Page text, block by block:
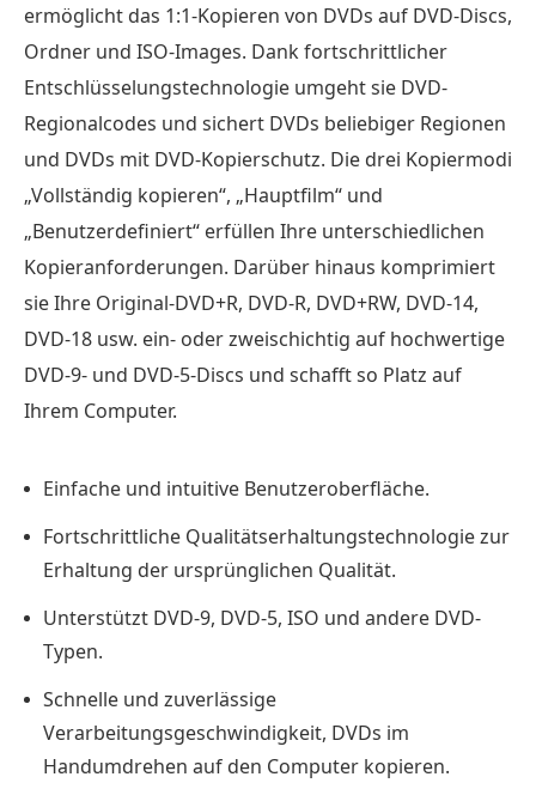
ohne
Software
auf
den
Computer
kopieren
FAQs
ermöglicht das 1:1-Kopieren von DVDs auf DVD-Discs,
Ordner und ISO-Images. Dank fortschrittlicher
Entschlüsselungstechnologie umgeht sie DVD-
Regionalcodes und sichert DVDs beliebiger Regionen
und DVDs mit DVD-Kopierschutz. Die drei Kopiermodi
„Vollständig kopieren“, „Hauptfilm“ und
„Benutzerdefiniert“ erfüllen Ihre unterschiedlichen
Kopieranforderungen. Darüber hinaus komprimiert
sie Ihre Original-DVD+R, DVD-R, DVD+RW, DVD-14,
DVD-18 usw. ein- oder zweischichtig auf hochwertige
DVD-9- und DVD-5-Discs und schafft so Platz auf
Ihrem Computer.
Einfache und intuitive Benutzeroberfläche.
Fortschrittliche Qualitätserhaltungstechnologie zur
Erhaltung der ursprünglichen Qualität.
Unterstützt DVD-9, DVD-5, ISO und andere DVD-
Typen.
Schnelle und zuverlässige
Verarbeitungsgeschwindigkeit, DVDs im
Handumdrehen auf den Computer kopieren.